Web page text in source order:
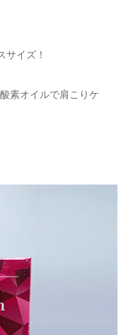
サイズ！
素オイルで肩こりケ